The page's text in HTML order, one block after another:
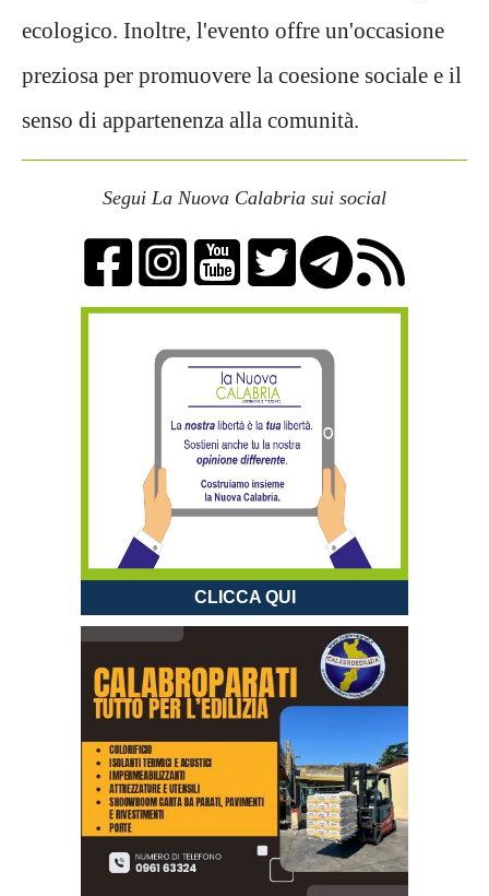
ecologico. Inoltre, l'evento offre un'occasione
preziosa per promuovere la coesione sociale e il
senso di appartenenza alla comunità.
Segui La Nuova Calabria sui social
CLICCA QUI